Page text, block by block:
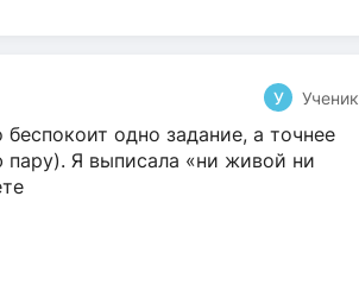
У Ученик
одно задание, а точнее
Я выписала «ни живой ни